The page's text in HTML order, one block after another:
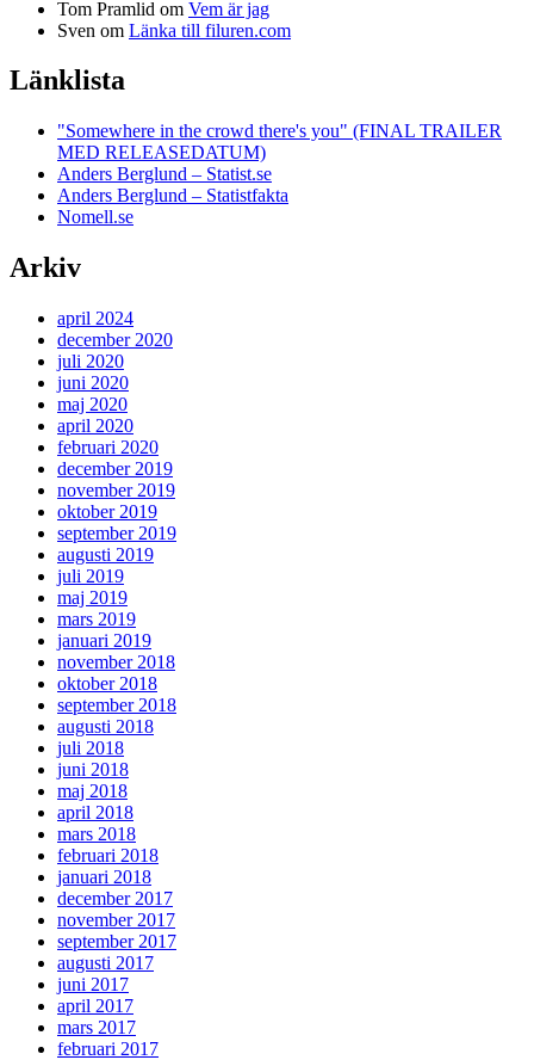
Tom Pramlid om Vem är jag
Sven om Länka till filuren.com
Länklista
"Somewhere in the crowd there's you" (FINAL TRAILER
MED RELEASEDATUM)
Anders Berglund – Statist.se
Anders Berglund – Statistfakta
Nomell.se
Arkiv
april 2024
december 2020
juli 2020
juni 2020
maj 2020
april 2020
februari 2020
december 2019
november 2019
oktober 2019
september 2019
augusti 2019
juli 2019
maj 2019
mars 2019
januari 2019
november 2018
oktober 2018
september 2018
augusti 2018
juli 2018
juni 2018
maj 2018
april 2018
mars 2018
februari 2018
januari 2018
december 2017
november 2017
september 2017
augusti 2017
juni 2017
april 2017
mars 2017
februari 2017